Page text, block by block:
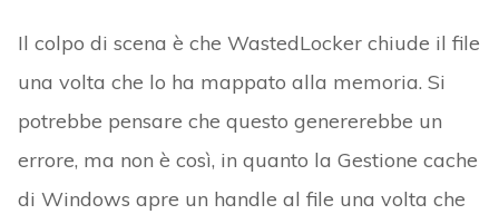
Il colpo di scena è che WastedLocker chiude il file
una volta che lo ha mappato alla memoria. Si
potrebbe pensare che questo genererebbe un
errore, ma non è così, in quanto la Gestione cache
di Windows apre un handle al file una volta che